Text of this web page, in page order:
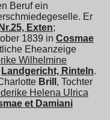
Beruf ein
Er
Nr.25, Exten;
1839 in Cosmae
Eheanzeige
Wilhelmine
Landgericht, Rinteln.
Brill , Tochter
Helena Ulrica
et Damiani